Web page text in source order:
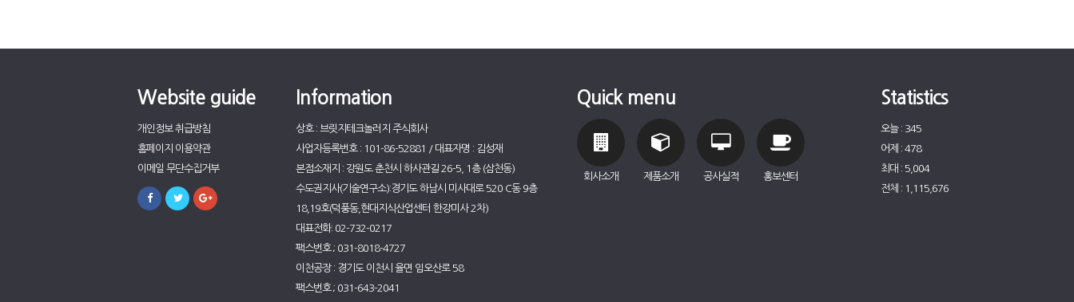
Website guide
개인정보 취급방침
홈페이지 이용약관
이메일 무단수집거부
Information
상호 : 브릿지테크놀러지 주식회사
사업자등록번호 : 101-86-52881 / 대표자명 : 김성재
본점소재지 : 강원도 춘천시 하사관길 26-5, 1층 (삼천동)
수도권지사(기술연구소):경기도 하남시 미사대로 520 C동 9층
18,19호(덕풍동,현대지식산업센터 한강미사 2차)
대표전화: 02-732-0217
팩스번호 ; 031-8018-4727
이천공장 : 경기도 이천시 율면 임오산로 58
팩스번호 ; 031-643-2041
Quick menu
회사소개 제품소개 공사실적 홍보센터
Statistics
오늘 : 345
어제 : 478
최대 : 5,004
전체 : 1,115,676